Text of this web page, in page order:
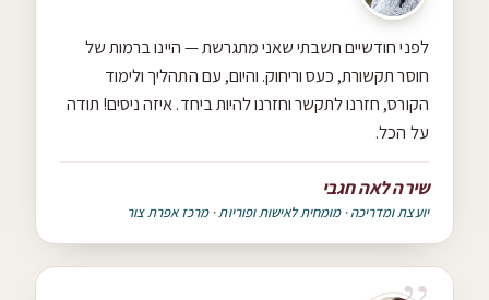
לפני חודשיים חשבתי שאני מתגרשת — היינו ברמות של
חוסר תקשורת, כעס וריחוק. והיום, עם התהליך ולימוד
הקורס, חזרנו לתקשר וחזרנו להיות ביחד. איזה ניסים! תודה
על הכל.
שירה לאה חגבי
יועצת ומדריכה · מומחית לאישות ופוריות · מרכז אפרת צור